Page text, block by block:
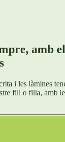
amb
i les làmines
fill o filla, amb